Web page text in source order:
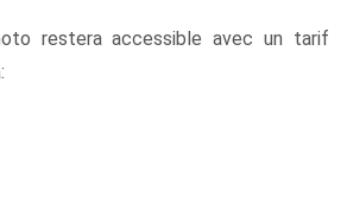
restera accessible avec un tarif